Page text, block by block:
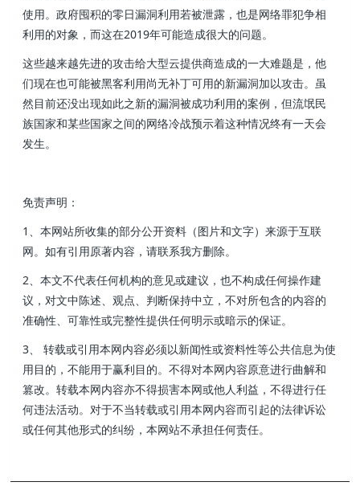
使用。政府囤积的零日漏洞利用若被泄露，也是网络罪犯争相
利用的对象，而这在2019年可能造成很大的问题。
这些越来越先进的攻击给大型云提供商造成的一大难题是，他
们现在也可能被黑客利用尚无补丁可用的新漏洞加以攻击。虽
然目前还没出现如此之新的漏洞被成功利用的案例，但流氓民
族国家和某些国家之间的网络冷战预示着这种情况终有一天会
发生。
免责声明：
1、本网站所收集的部分公开资料（图片和文字）来源于互联
网。如有引用原著内容，请联系我方删除。
2、本文不代表任何机构的意见或建议，也不构成任何操作建
议，对文中陈述、观点、判断保持中立，不对所包含的内容的
准确性、可靠性或完整性提供任何明示或暗示的保证。
3、 转载或引用本网内容必须以新闻性或资料性等公共信息为使
用目的，不能用于赢利目的。不得对本网内容原意进行曲解和
篡改。转载本网内容亦不得损害本网或他人利益，不得进行任
何违法活动。对于不当转载或引用本网内容而引起的法律诉讼
或任何其他形式的纠纷，本网站不承担任何责任。